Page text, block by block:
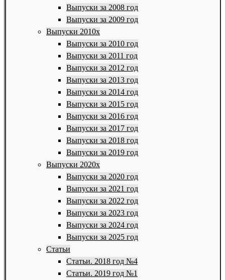
Выпуски за 2008 год
Выпуски за 2009 год
Выпуски 2010х
Выпуски за 2010 год
Выпуски за 2011 год
Выпуски за 2012 год
Выпуски за 2013 год
Выпуски за 2014 год
Выпуски за 2015 год
Выпуски за 2016 год
Выпуски за 2017 год
Выпуски за 2018 год
Выпуски за 2019 год
Выпуски 2020х
Выпуски за 2020 год
Выпуски за 2021 год
Выпуски за 2022 год
Выпуски за 2023 год
Выпуски за 2024 год
Выпуски за 2025 год
Статьи
Статьи. 2018 год №4
Статьи. 2019 год №1